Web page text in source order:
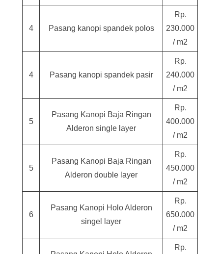
4 Pasang kanopi spandek polos
Rp.
230.000
/ m2
4 Pasang kanopi spandek pasir
Rp.
240.000
/ m2
5
Pasang Kanopi Baja Ringan
Alderon single layer
Rp.
400.000
/ m2
5
Pasang Kanopi Baja Ringan
Alderon double layer
Rp.
450.000
/ m2
6
Pasang Kanopi Holo Alderon
singel layer
Rp.
650.000
/ m2
Rp.